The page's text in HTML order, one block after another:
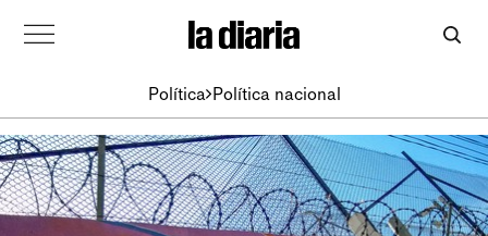
Política Política nacional